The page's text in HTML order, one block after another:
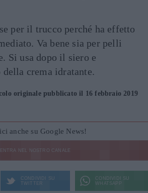
per il trucco perché ha effetto
Va bene sia per pelli
Si usa dopo il siero e
della crema idratante.
originale pubblicato il 16 febbraio 2019
anche su Google News!
ENTRA NEL NOSTRO CANALE
CONDIVIDI SU
TWITTER
CONDIVIDI SU
WHATSAPP